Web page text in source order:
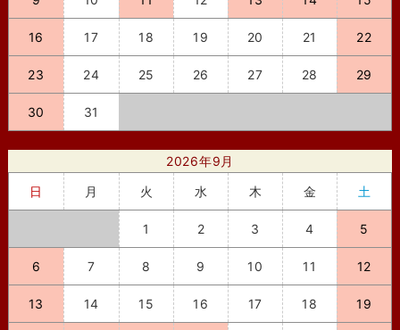
16 17 18 19 20 21 22
23 24 25 26 27 28 29
30 31
2026年9月
日
月 火 水 木 金 土
1 2 3 4 5
6 7 8 9 10 11 12
13 14 15 16 17 18 19